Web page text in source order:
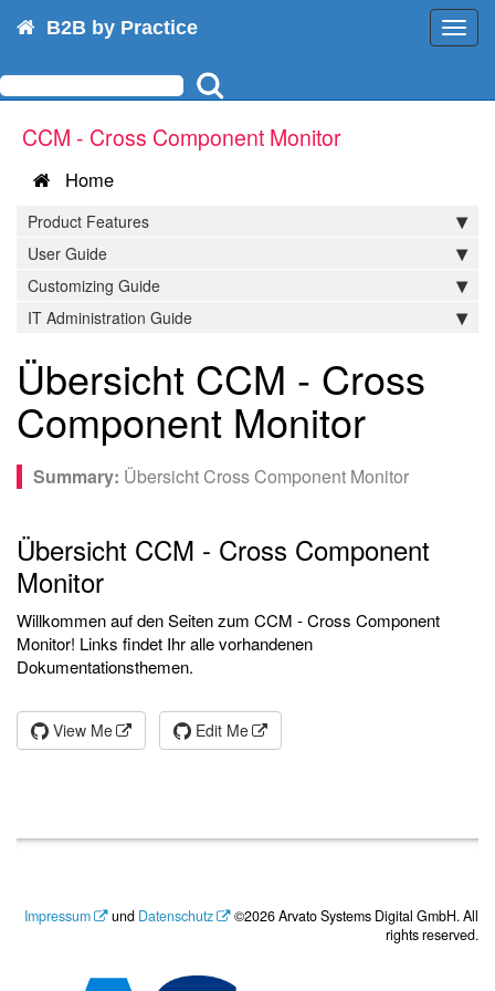
B2B by Practice
CCM - Cross Component Monitor
Home
Product Features
User Guide
Customizing Guide
IT Administration Guide
Übersicht CCM - Cross
Component Monitor
Übersicht Cross Component Monitor
Übersicht CCM - Cross Component
Monitor
Willkommen auf den Seiten zum CCM - Cross Component
Monitor! Links findet Ihr alle vorhandenen
Dokumentationsthemen.
View Me Edit Me
Impressum und Datenschutz
©2026 Arvato Systems Digital GmbH. All
rights reserved.